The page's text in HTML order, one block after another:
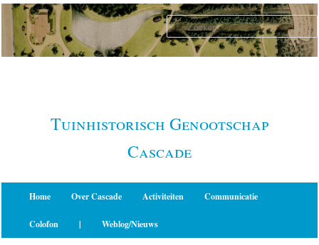
Spring
naar
primaire
Tuinhistorisch Genootschap
Cascade
Home Over Cascade Activiteiten Communicatie
Colofon | Weblog/Nieuws